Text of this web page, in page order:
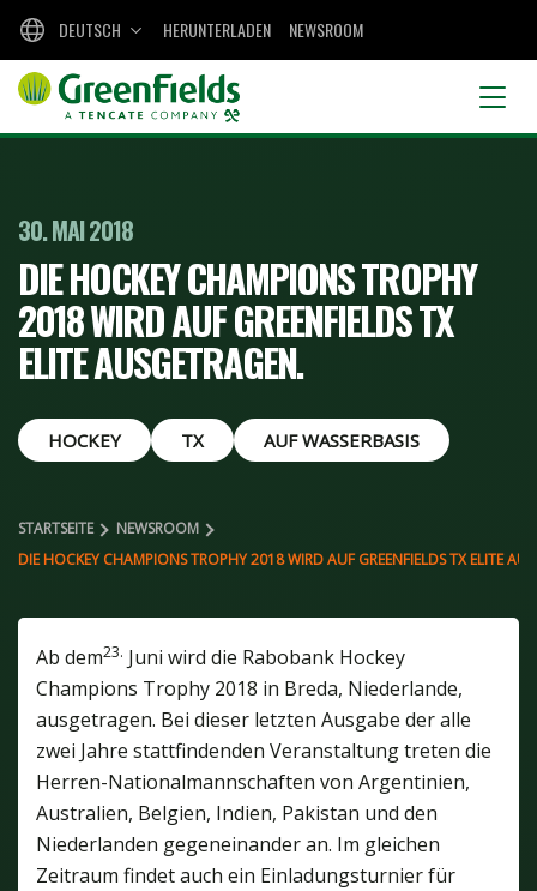
HERUNTERLADEN NEWSROOM
DEUTSCH
30. MAI 2018
DIE HOCKEY CHAMPIONS TROPHY
2018 WIRD AUF GREENFIELDS TX
ELITE AUSGETRAGEN.
HOCKEY TX AUF WASSERBASIS
STARTSEITE
NEWSROOM
DIE HOCKEY CHAMPIONS TROPHY 2018 WIRD AUF GREENFIELDS TX ELITE
Ab dem23. Juni wird die Rabobank Hockey
Champions Trophy 2018 in Breda, Niederlande,
ausgetragen. Bei dieser letzten Ausgabe der alle
zwei Jahre stattfindenden Veranstaltung treten die
Herren-Nationalmannschaften von Argentinien,
Australien, Belgien, Indien, Pakistan und den
Niederlanden gegeneinander an. Im gleichen
Zeitraum findet auch ein Einladungsturnier für